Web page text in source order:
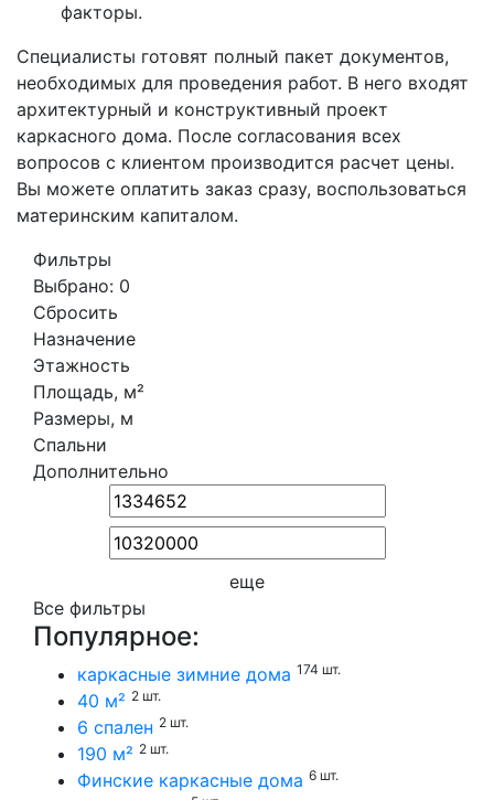
факторы.
Специалисты готовят полный пакет документов,
необходимых для проведения работ. В него входят
архитектурный и конструктивный проект
каркасного дома. После согласования всех
вопросов с клиентом производится расчет цены.
Вы можете оплатить заказ сразу, воспользоваться
материнским капиталом.
Фильтры
Выбрано: 0
Сбросить
Назначение
Этажность
Площадь, м²
Размеры, м
Спальни
Дополнительно
еще
Все фильтры
Популярное:
каркасные зимние дома 174 шт.
40 м² 2 шт.
6 спален 2 шт.
190 м² 2 шт.
Финские каркасные дома 6 шт.